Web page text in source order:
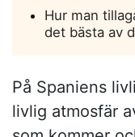
Hur man
det bästa av
På Spaniens
livlig atmosfär